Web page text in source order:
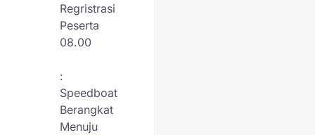
Regristrasi
Peserta
08.00
:
Speedboat
Berangkat
Menuju